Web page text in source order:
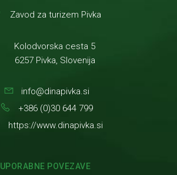
Zavod za turizem Pivka
Kolodvorska cesta 5
6257 Pivka, Slovenija
info@dinapivka.si
+386 (0)30 644 799
https://www.dinapivka.si
UPORABNE POVEZAVE